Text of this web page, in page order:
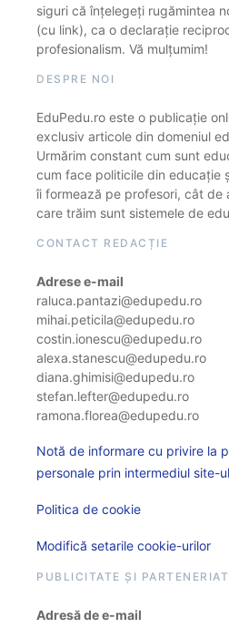
siguri că înțelegeți rugămintea
(cu link), ca o declarație
profesionalism. Vă mulțumim!
DESPRE NOI
EduPedu.ro este o publicație
exclusiv articole din domeniul
Urmărim constant cum sunt
cum face politicile din educație
îi formează pe profesori, cât de
care trăim sunt sistemele de
CONTACT REDACȚIE
Adrese e-mail
raluca.pantazi@edupedu.ro
mihai.peticila@edupedu.ro
costin.ionescu@edupedu.ro
alexa.stanescu@edupedu.ro
diana.ghimisi@edupedu.ro
stefan.lefter@edupedu.ro
ramona.florea@edupedu.ro
Notă de informare cu privire la
personale prin intermediul site-
Politica de cookie
Modifică setarile cookie-urilor
PUBLICITATE ȘI
Adresă de e-mail